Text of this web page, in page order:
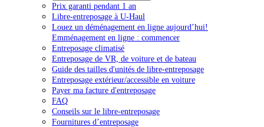
Prix garanti pendant 1 an
Libre-entreposage à U-Haul
Louez un déménagement en ligne aujourd’hui!
Emménagement en ligne : commencer
Entreposage climatisé
Entreposage de VR, de voiture et de bateau
Guide des tailles d'unités de libre-entreposage
Entreposage extérieur/accessible en voiture
Payer ma facture d'entreposage
FAQ
Conseils sur le libre-entreposage
Fournitures d’entreposage